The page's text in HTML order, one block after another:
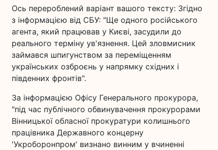
Ось перероблений варіант вашого тексту: Згідно
з інформацією від СБУ: "Ще одного російського
агента, який працював у Києві, засудили до
реального терміну ув'язнення. Цей зловмисник
займався шпигунством за переміщенням
українських озброєнь у напрямку східних і
південних фронтів".
За інформацією Офісу Генерального прокурора,
"під час публічного обвинувачення прокурорами
Вінницької обласної прокуратури колишнього
працівника Державного концерну
'Укроборонпром' визнано винним у вчиненні